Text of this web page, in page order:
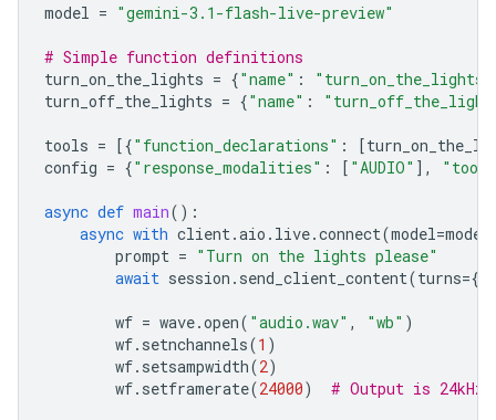
model = "gemini-3.1-flash-live-preview"
# Simple function definitions
turn_on_the_lights = {"name" : "turn_on_the_lights"
turn_off_the_lights = {"name" :
tools = [{"function_declarations" : [
config = {"response_modalities" : [ "AUDIO" ],
async def main():
async with client.aio . live.connect(model=model
prompt = "Turn on the lights please"
await session . send_client_content(turns={
wf = wave.open( "audio.wav" , "wb" )
wf. setnchannels(1 )
wf. setsampwidth(2)
wf. setframerate(24000) # Output is 24kHz